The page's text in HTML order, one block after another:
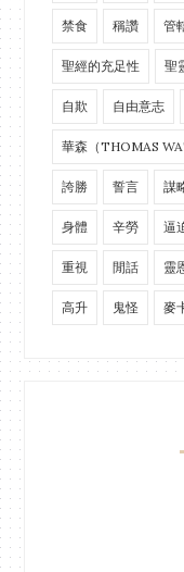
禁食 稱讚 管
聖經的充足性 聖
自欺 自由意志
華森（THOMAS
誇勝 誓言 謀
身體 辛勞 逼
重視 閒話 靈
高升 鬼怪 麥